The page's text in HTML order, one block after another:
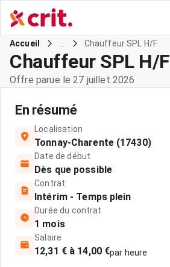
Accueil Chauffeur SPL H/F
Chauffeur SPL H/F
Offre parue le 27 juillet 2026
En résumé
Localisation
Tonnay-Charente (17430)
Date de début
Dès que possible
Contrat
Intérim - Temps plein
Durée du contrat
1 mois
Salaire
12,31 € à 14,00 €par heure